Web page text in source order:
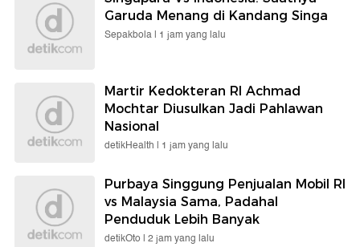
Garuda Menang di Kandang Singa
Sepakbola | 1 jam yang lalu
Martir Kedokteran RI Achmad
Mochtar Diusulkan Jadi Pahlawan
Nasional
detikHealth | 1 jam yang lalu
Purbaya Singgung Penjualan Mobil RI
vs Malaysia Sama, Padahal
Penduduk Lebih Banyak
detikOto | 2 jam yang lalu